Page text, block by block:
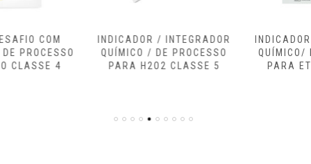
INDICADOR / INTEGRADOR
QUÍMICO / DE PROCESSO
PARA H2O2 CLASSE 5
INDICADOR/ INTEGRADOR
QUÍMICO/ DE PROCESSO
PARA ETO CLASSE 5